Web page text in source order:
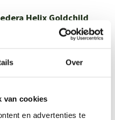
Over
van cookies
en advertenties te
Helix Goldchild
Goldchild is te herkennen aan
schaduw. De Hedera Helix
zijn blad behouden en is
Hibernica